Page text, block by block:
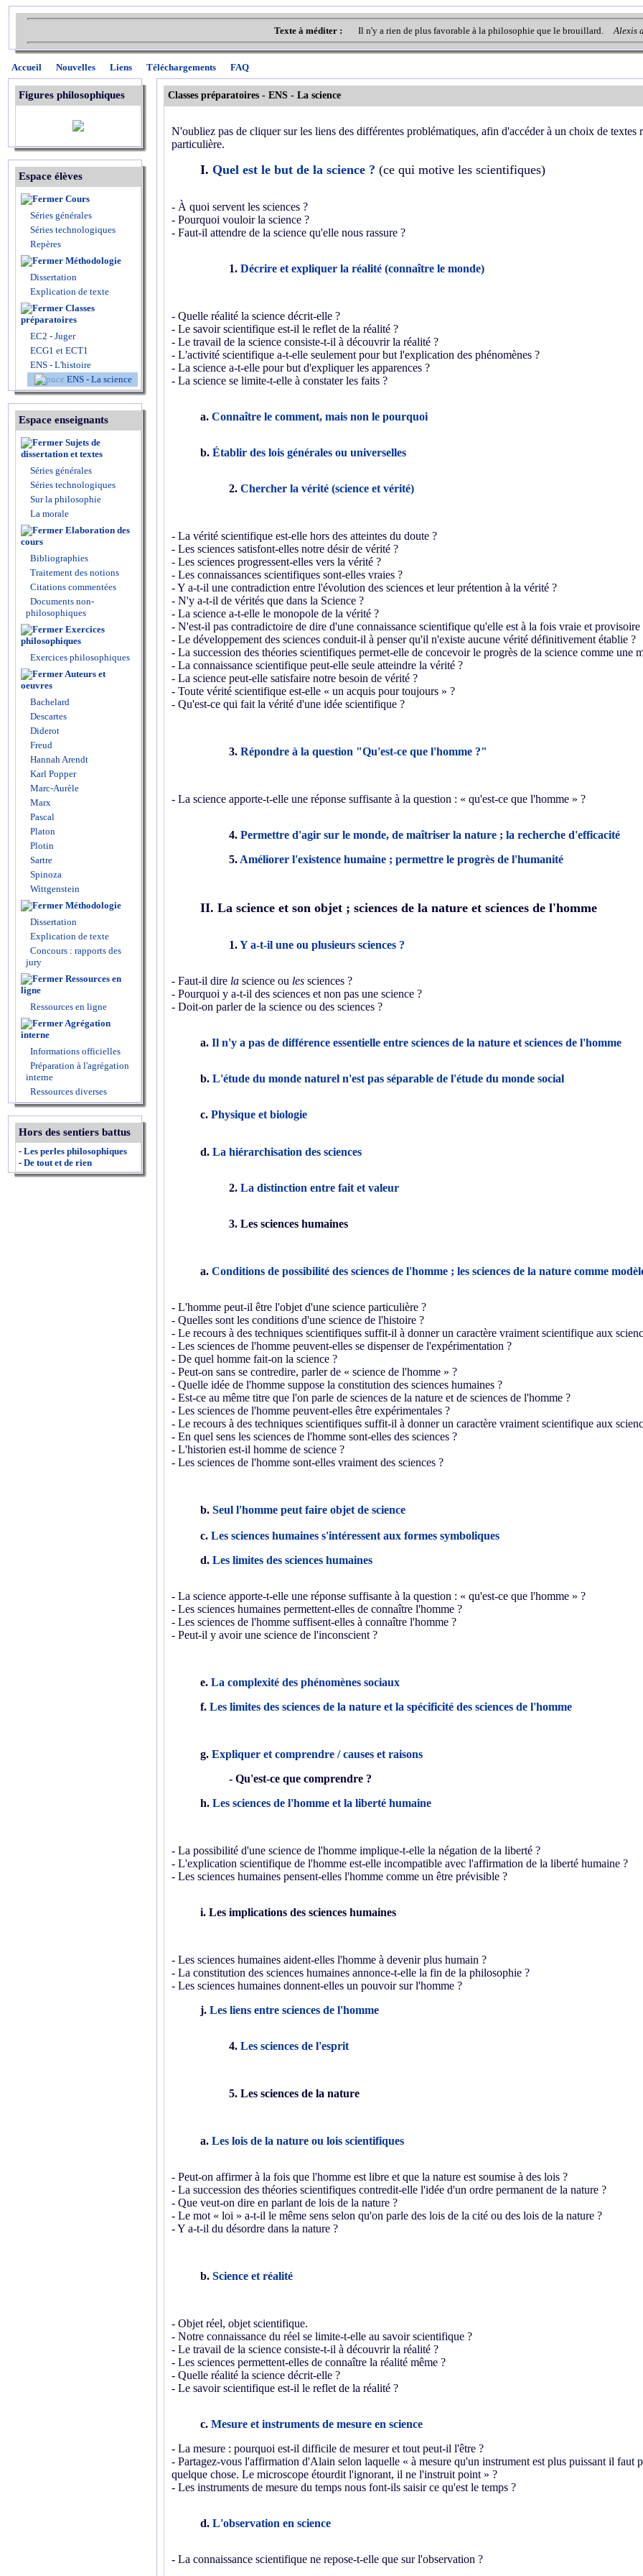
Texte à méditer : Il n'y a rien de plus favorable à la philosophie que le brouillard. Alexis
Accueil Nouvelles Liens Téléchargements FAQ
Figures philosophiques
Espace élèves
Cours
Séries générales
Séries technologiques
Repères
Méthodologie
Dissertation
Explication de texte
Classes
préparatoires
EC2 - Juger
ECG1 et ECT1
ENS - L'histoire
ENS - La science
Espace enseignants
Sujets de
dissertation et textes
Séries générales
Séries technologiques
Sur la philosophie
La morale
Elaboration des
cours
Bibliographies
Traitement des notions
Citations commentées
Documents non-
philosophiques
Exercices
philosophiques
Exercices philosophiques
Auteurs et
oeuvres
Bachelard
Descartes
Diderot
Freud
Hannah Arendt
Karl Popper
Marc-Aurèle
Marx
Pascal
Platon
Plotin
Sartre
Spinoza
Wittgenstein
Méthodologie
Dissertation
Explication de texte
Concours : rapports des
jury
Ressources en
ligne
Ressources en ligne
Agrégation
interne
Informations officielles
Préparation à l'agrégation
interne
Ressources diverses
Hors des sentiers battus
- Les perles philosophiques
- De tout et de rien
Classes préparatoires - ENS - La science
N'oubliez pas de cliquer sur les liens des différentes problématiques, afin d'accéder à un choix de textes
particulière.
I. Quel est le but de la science ? (ce qui motive les scientifiques)
- À quoi servent les sciences ?
- Pourquoi vouloir la science ?
- Faut-il attendre de la science qu'elle nous rassure ?
1. Décrire et expliquer la réalité (connaître le monde)
- Quelle réalité la science décrit-elle ?
- Le savoir scientifique est-il le reflet de la réalité ?
- Le travail de la science consiste-t-il à découvrir la réalité ?
- L'activité scientifique a-t-elle seulement pour but l'explication des phénomènes ?
- La science a-t-elle pour but d'expliquer les apparences ?
- La science se limite-t-elle à constater les faits ?
a. Connaître le comment, mais non le pourquoi
b. Établir des lois générales ou universelles
2. Chercher la vérité (science et vérité)
- La vérité scientifique est-elle hors des atteintes du doute ?
- Les sciences satisfont-elles notre désir de vérité ?
- Les sciences progressent-elles vers la vérité ?
- Les connaissances scientifiques sont-elles vraies ?
- Y a-t-il une contradiction entre l'évolution des sciences et leur prétention à la vérité ?
- N'y a-t-il de vérités que dans la Science ?
- La science a-t-elle le monopole de la vérité ?
- N'est-il pas contradictoire de dire d'une connaissance scientifique qu'elle est à la fois vraie et provisoire
- Le développement des sciences conduit-il à penser qu'il n'existe aucune vérité définitivement établie ?
- La succession des théories scientifiques permet-elle de concevoir le progrès de la science comme une
- La connaissance scientifique peut-elle seule atteindre la vérité ?
- La science peut-elle satisfaire notre besoin de vérité ?
- Toute vérité scientifique est-elle « un acquis pour toujours » ?
- Qu'est-ce qui fait la vérité d'une idée scientifique ?
3. Répondre à la question "Qu'est-ce que l'homme ?"
- La science apporte-t-elle une réponse suffisante à la question : « qu'est-ce que l'homme » ?
4. Permettre d'agir sur le monde, de maîtriser la nature ; la recherche d'efficacité
5. Améliorer l'existence humaine ; permettre le progrès de l'humanité
II. La science et son objet ; sciences de la nature et sciences de l'homme
1.Y a-t-il une ou plusieurs sciences ?
- Faut-il dire la science ou les sciences ?
- Pourquoi y a-t-il des sciences et non pas une science ?
- Doit-on parler de la science ou des sciences ?
a. Il n'y a pas de différence essentielle entre sciences de la nature et sciences de l'homme
b. L'étude du monde naturel n'est pas séparable de l'étude du monde social
c. Physique et biologie
d. La hiérarchisation des sciences
2. La distinction entre fait et valeur
3. Les sciences humaines
a. Conditions de possibilité des sciences de l'homme ; les sciences de la nature comme
- L'homme peut-il être l'objet d'une science particulière ?
- Quelles sont les conditions d'une science de l'histoire ?
- Le recours à des techniques scientifiques suffit-il à donner un caractère vraiment scientifique aux
- Les sciences de l'homme peuvent-elles se dispenser de l'expérimentation ?
- De quel homme fait-on la science ?
- Peut-on sans se contredire, parler de « science de l'homme » ?
- Quelle idée de l'homme suppose la constitution des sciences humaines ?
- Est-ce au même titre que l'on parle de sciences de la nature et de sciences de l'homme ?
- Les sciences de l'homme peuvent-elles être expérimentales ?
- Le recours à des techniques scientifiques suffit-il à donner un caractère vraiment scientifique aux
- En quel sens les sciences de l'homme sont-elles des sciences ?
- L'historien est-il homme de science ?
- Les sciences de l'homme sont-elles vraiment des sciences ?
b. Seul l'homme peut faire objet de science
c. Les sciences humaines s'intéressent aux formes symboliques
d. Les limites des sciences humaines
- La science apporte-t-elle une réponse suffisante à la question : « qu'est-ce que l'homme » ?
- Les sciences humaines permettent-elles de connaître l'homme ?
- Les sciences de l'homme suffisent-elles à connaître l'homme ?
- Peut-il y avoir une science de l'inconscient ?
e. La complexité des phénomènes sociaux
f. Les limites des sciences de la nature et la spécificité des sciences de l'homme
g. Expliquer et comprendre / causes et raisons
- Qu'est-ce que comprendre ?
h. Les sciences de l'homme et la liberté humaine
- La possibilité d'une science de l'homme implique-t-elle la négation de la liberté ?
- L'explication scientifique de l'homme est-elle incompatible avec l'affirmation de la liberté humaine ?
- Les sciences humaines pensent-elles l'homme comme un être prévisible ?
i. Les implications des sciences humaines
- Les sciences humaines aident-elles l'homme à devenir plus humain ?
- La constitution des sciences humaines annonce-t-elle la fin de la philosophie ?
- Les sciences humaines donnent-elles un pouvoir sur l'homme ?
j. Les liens entre sciences de l'homme
4. Les sciences de l'esprit
5. Les sciences de la nature
a. Les lois de la nature ou lois scientifiques
- Peut-on affirmer à la fois que l'homme est libre et que la nature est soumise à des lois ?
- La succession des théories scientifiques contredit-elle l'idée d'un ordre permanent de la nature ?
- Que veut-on dire en parlant de lois de la nature ?
- Le mot « loi » a-t-il le même sens selon qu'on parle des lois de la cité ou des lois de la nature ?
- Y a-t-il du désordre dans la nature ?
b. Science et réalité
- Objet réel, objet scientifique.
- Notre connaissance du réel se limite-t-elle au savoir scientifique ?
- Le travail de la science consiste-t-il à découvrir la réalité ?
- Les sciences permettent-elles de connaître la réalité même ?
- Quelle réalité la science décrit-elle ?
- Le savoir scientifique est-il le reflet de la réalité ?
c. Mesure et instruments de mesure en science
- La mesure : pourquoi est-il difficile de mesurer et tout peut-il l'être ?
- Partagez-vous l'affirmation d'Alain selon laquelle « à mesure qu'un instrument est plus puissant il faut
quelque chose. Le microscope étourdit l'ignorant, il ne l'instruit point » ?
- Les instruments de mesure du temps nous font-ils saisir ce qu'est le temps ?
d. L'observation en science
- La connaissance scientifique ne repose-t-elle que sur l'observation ?